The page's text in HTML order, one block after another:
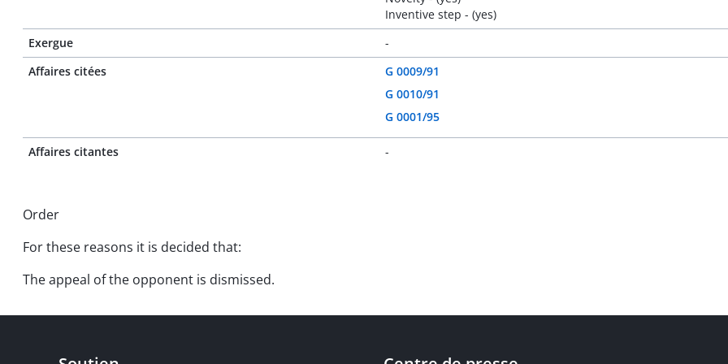
Inventive step - (yes)
Exergue
-
Affaires citées
G 0009/91
G 0010/91
G 0001/95
Affaires citantes -
Order
For these reasons it is decided that:
The appeal of the opponent is dismissed.